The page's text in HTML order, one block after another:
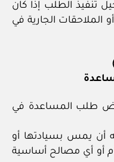
تنفيذ الطلب إذا كان
الملاحقات الجارية في
رفض طلب المساعدة في
أن يمس بسيادتها أو
أو أي مصالح أساسية